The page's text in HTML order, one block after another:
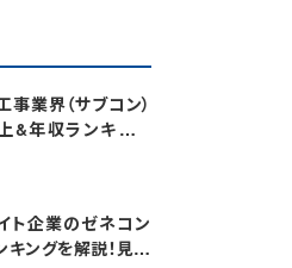
事業界（サブコン）
&年収ランキング
ャンル別】今後の動
ト企業のゼネコン
キングを解説！見極